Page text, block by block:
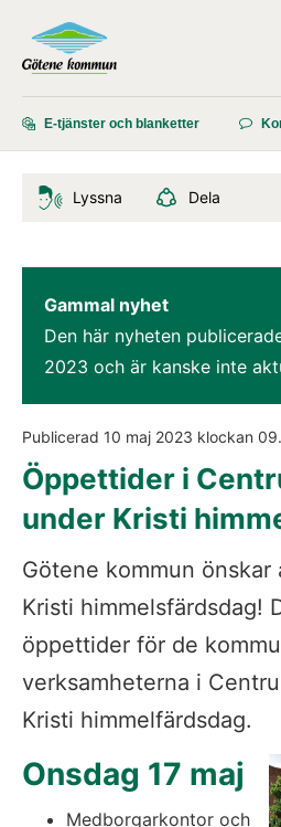
E-tjänster och blanketter
Lyssna Dela
Gammal nyhet
Den här nyheten
2023 och är kanske inte
Publicerad 10 maj 2023 klockan
Öppettider i
under Kristi
Götene kommun önskar
Kristi himmelsfärdsdag!
öppettider för de
verksamheterna i
Kristi himmelfärdsdag.
Onsdag 17 maj
Medborgarkontor och